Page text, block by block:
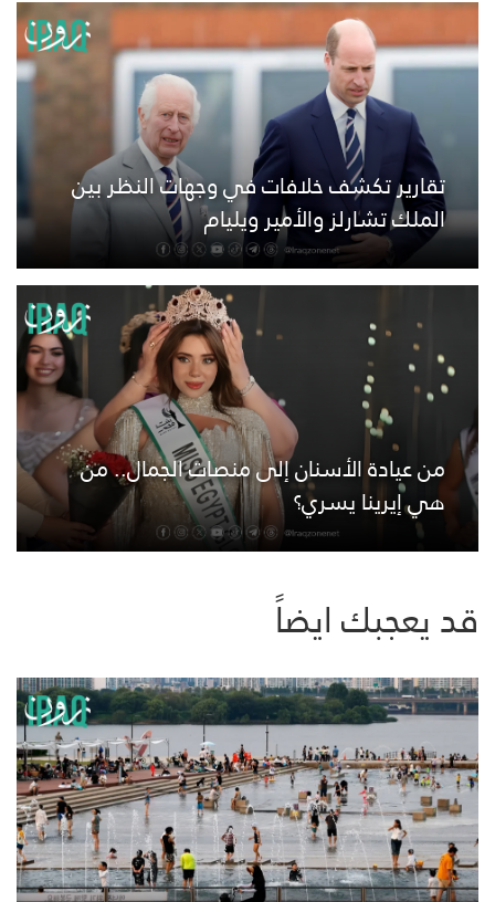
تقارير تكشف خلافات في وجهات النظر بين
الملك تشارلز والأمير ويليام
من عيادة الأسنان إلى منصات الجمال.. من
هي إيرينا يسري؟
قد يعجبك ايضاً